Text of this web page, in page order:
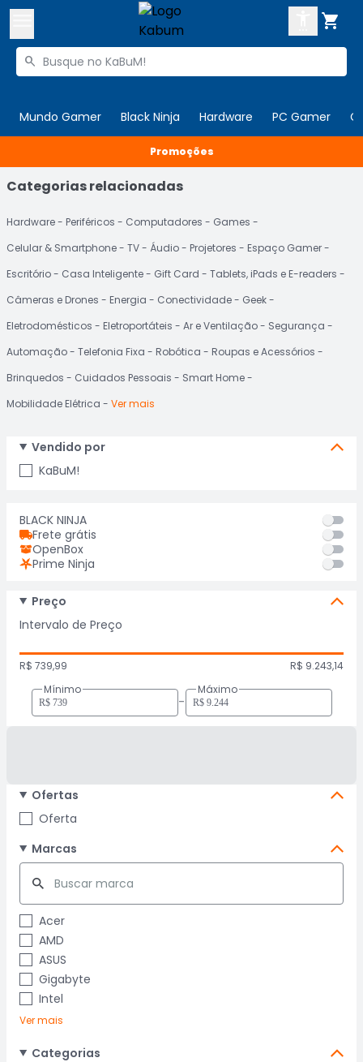

Buscar produtos

Mundo Gamer Black Ninja Hardware PC Gamer
Olá. Acesse sua conta
 Departamentos
Cupons
Ativar tradutor em libras
ENTRE
CADASTRE-SE
Promoções
Categorias relacionadas
Hardware Periféricos Computadores
Games
Celular & Smartphone
TV Áudio Projetores
Espaço Gamer
Escritório
Casa Inteligente Gift Card
Tablets, iPads e E-readers
Câmeras e Drones
Energia Conectividade
Geek
Eletrodomésticos
Eletroportáteis Ar e Ventilação
Segurança
Automação
Telefonia Fixa Robótica
Roupas e Acessórios
Brinquedos
Cuidados Pessoais
Smart Home
Mobilidade Elétrica
Ver mais
Vendido por
KaBuM!
BLACK NINJA
Frete grátis
OpenBox
Prime Ninja
Preço
Intervalo de Preço
R$ 739,99
R$ 9.243,14
Mínimo
-
Máximo
Ofertas
Oferta
Marcas
Acer
AMD
ASUS
Gigabyte
Intel
Ver mais
Categorias